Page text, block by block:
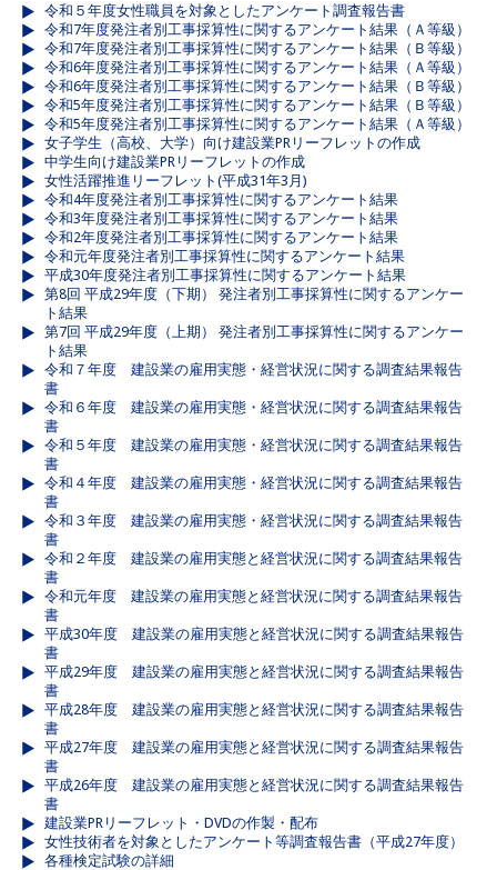
令和５年度女性職員を対象としたアンケート調査報告書
令和7年度発注者別工事採算性に関するアンケート結果（Ａ等級）
令和7年度発注者別工事採算性に関するアンケート結果（Ｂ等級）
令和6年度発注者別工事採算性に関するアンケート結果（Ａ等級）
令和6年度発注者別工事採算性に関するアンケート結果（Ｂ等級）
令和5年度発注者別工事採算性に関するアンケート結果（Ｂ等級）
令和5年度発注者別工事採算性に関するアンケート結果（Ａ等級）
女子学生（高校、大学）向け建設業PRリーフレットの作成
中学生向け建設業PRリーフレットの作成
女性活躍推進リーフレット(平成31年3月)
令和4年度発注者別工事採算性に関するアンケート結果
令和3年度発注者別工事採算性に関するアンケート結果
令和2年度発注者別工事採算性に関するアンケート結果
令和元年度発注者別工事採算性に関するアンケート結果
平成30年度発注者別工事採算性に関するアンケート結果
第8回 平成29年度（下期） 発注者別工事採算性に関するアンケー
ト結果
第7回 平成29年度（上期） 発注者別工事採算性に関するアンケー
ト結果
令和７年度 建設業の雇用実態・経営状況に関する調査結果報告
書
令和６年度 建設業の雇用実態・経営状況に関する調査結果報告
書
令和５年度 建設業の雇用実態・経営状況に関する調査結果報告
書
令和４年度 建設業の雇用実態・経営状況に関する調査結果報告
書
令和３年度 建設業の雇用実態・経営状況に関する調査結果報告
書
令和２年度 建設業の雇用実態と経営状況に関する調査結果報告
書
令和元年度 建設業の雇用実態と経営状況に関する調査結果報告
書
平成30年度 建設業の雇用実態と経営状況に関する調査結果報告
書
平成29年度 建設業の雇用実態と経営状況に関する調査結果報告
書
平成28年度 建設業の雇用実態と経営状況に関する調査結果報告
書
平成27年度 建設業の雇用実態と経営状況に関する調査結果報告
書
平成26年度 建設業の雇用実態と経営状況に関する調査結果報告
書
建設業PRリーフレット・DVDの作製・配布
女性技術者を対象としたアンケート等調査報告書（平成27年度）
各種検定試験の詳細